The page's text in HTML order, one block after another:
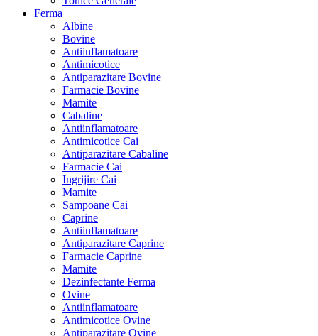
Ferma
Albine
Bovine
Antiinflamatoare
Antimicotice
Antiparazitare Bovine
Farmacie Bovine
Mamite
Cabaline
Antiinflamatoare
Antimicotice Cai
Antiparazitare Cabaline
Farmacie Cai
Ingrijire Cai
Mamite
Sampoane Cai
Caprine
Antiinflamatoare
Antiparazitare Caprine
Farmacie Caprine
Mamite
Dezinfectante Ferma
Ovine
Antiinflamatoare
Antimicotice Ovine
Antiparazitare Ovine